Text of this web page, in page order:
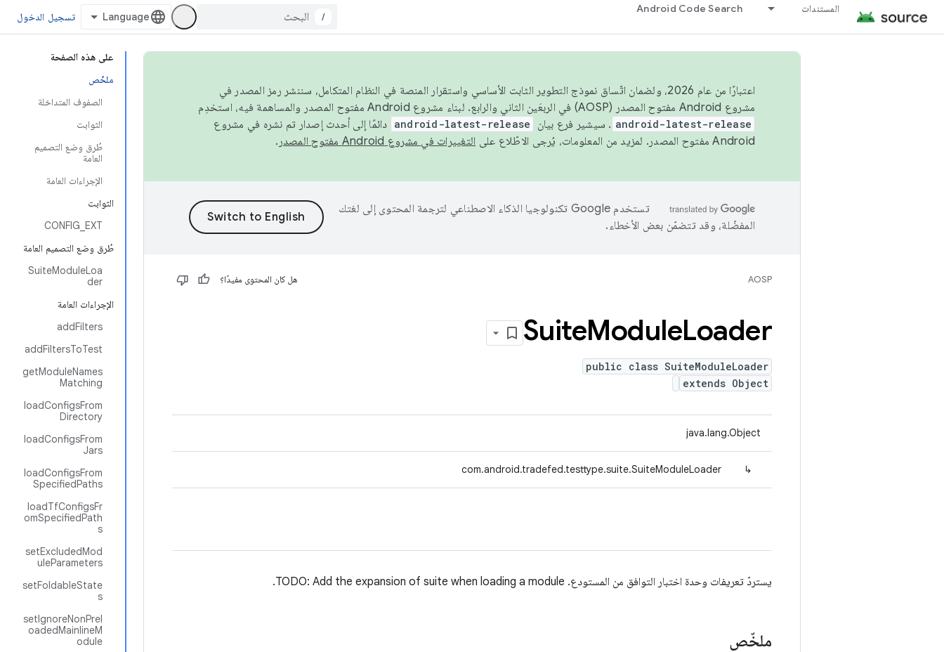
المستندات Android Code Search
/ تسجيل الدخول
على هذه الصفحة
ملخّص
الصفوف المتداخلة
الثوابت
طُرق وضع التصميم
العامة
الإجراءات العامة
الثوابت
CONFIG_EXT
طُرق وضع التصميم العامة
SuiteModuleLoa
der
الإجراءات العامة
addFilters
addFiltersToTest
getModuleNames
Matching
loadConfigsFrom
Directory
loadConfigsFrom
Jars
loadConfigsFrom
SpecifiedPaths
loadTfConfigsFr
omSpecifiedPath
s
setExcludedMod
uleParameters
setFoldableState
s
setIgnoreNonPrel
oadedMainlineM
odule
اعتبارًا من عام 2026، ولضمان اتّساق نموذج التطوير الثابت الأساسي واستقرار المنصة في النظام المتكامل، سننشر رمز المصدر في
مشروع Android مفتوح المصدر (AOSP) في الربعَين الثاني والرابع. لبناء مشروع Android مفتوح المصدر والمساهمة فيه، استخدِم
android-latest-release . سيشير فرع بيان android-latest-release دائمًا إلى أحدث إصدار تم نشره في مشروع
Android مفتوح المصدر. لمزيد من المعلومات، يُرجى الاطّلاع على
التغييرات في مشروع Android مفتوح المصدر .
تستخدم Google تكنولوجيا الذكاء الاصطناعي لترجمة المحتوى إلى لغتك
المفضّلة، وقد تتضمّن بعض الأخطاء.
AOSP هل كان المحتوى مفيدًا؟
SuiteModuleLoader
public class SuiteModuleLoader
extends Object
java.lang.Object
↳
com.android.tradefed.testtype.suite.SuiteModuleLoader
يستردّ تعريفات وحدة اختبار التوافق من المستودع. TODO: Add the expansion of suite when loading a module.
ملخّص